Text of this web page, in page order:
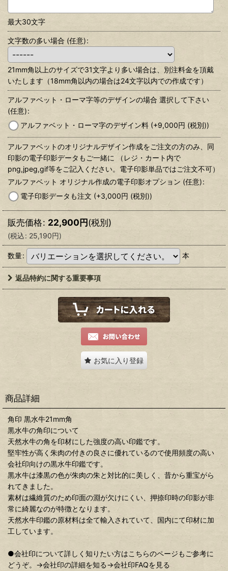
最大30文字
文字数の多い場合 (任意):
21mm角以上のサイズで31文字より多い場合は、別注料金を頂戴
いたします（18mm角以内の場合は24文字以内での作成です）
アルファベット・ローマ字等のデザインの場合 選択して下さい
(任意):
アルファベット・ローマ字のデザイン料 (+9,000円 (税別))
アルファベットのオリジナルデザイン作成をご注文の方のみ、同
印影の電子印影データもご一緒に （レジ・カート内で
png,jpeg,gif等をご記入ください。電子印影単品ではご注文不可）
アルファベット オリジナル作成の電子印影オプション (任意):
電子印影データも注文 (+3,000円 (税別))
販売価格: 22,900円(税別)
(税込: 25,190円)
数量: 本
返品特約に関する重要事項
お気に入り登録
商品詳細
角印 黒水牛21mm角
黒水牛の角印について
天然水牛の角を印材にした強度の高い印鑑です。
堅牢性が高く朱肉の付きの良さに優れているので使用頻度の高い
会社印向けの黒水牛印鑑です。
黒水牛は漆黒の色が朱肉の朱と対比的に美しく、昔から重宝がら
れてきました。
素材は繊維質のため印面の淵が欠けにくい、押捺印時の印影が非
常に綺麗なのが特徴となります。
天然水牛印鑑の原材料は全て輸入されていて、国内にて印材に加
工しています。
●会社印について詳しく知りたい方はこちらのページもご参考に
どうぞ。→会社印の詳細を知る→会社印FAQを見る